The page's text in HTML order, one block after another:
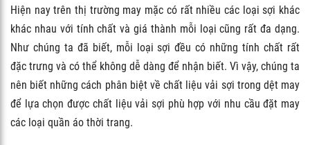
Hiện nay trên thị trường may mặc có rất nhiều các loại sợi khác
khác nhau với tính chất và giá thành mỗi loại cũng rất đa dạng.
Như chúng ta đã biết, mỗi loại sợi đều có những tính chất rất
đặc trưng và có thể không dễ dàng để nhận biết. Vì vậy, chúng ta
nên biết những cách phân biệt về chất liệu vải sợi trong dệt may
để lựa chọn được chất liệu vải sợi phù hợp với nhu cầu đặt may
các loại quần áo thời trang.